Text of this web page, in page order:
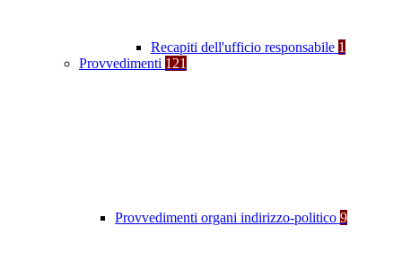
Recapiti dell'ufficio responsabile 1
Provvedimenti 121
Provvedimenti organi indirizzo-politico 9